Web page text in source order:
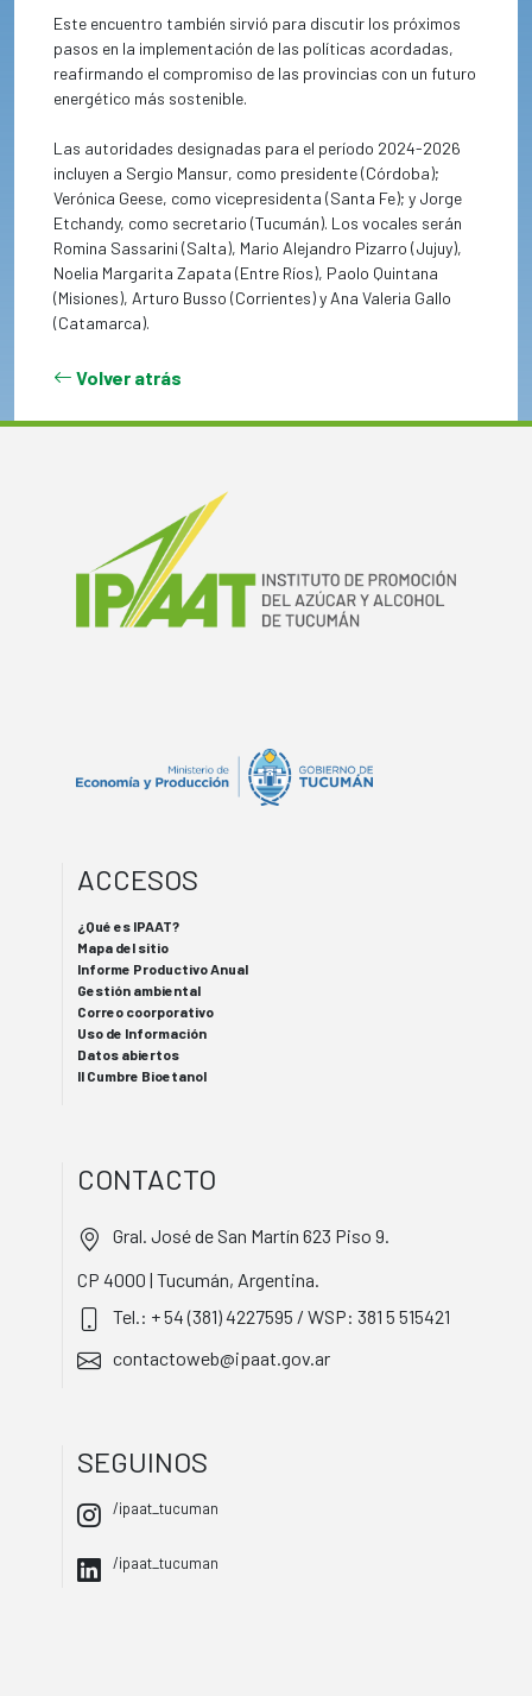
Este encuentro también sirvió para discutir los próximos
pasos en la implementación de las políticas acordadas,
reafirmando el compromiso de las provincias con un futuro
energético más sostenible.
Las autoridades designadas para el período 2024-2026
incluyen a Sergio Mansur, como presidente (Córdoba);
Verónica Geese, como vicepresidenta (Santa Fe); y Jorge
Etchandy, como secretario (Tucumán). Los vocales serán
Romina Sassarini (Salta), Mario Alejandro Pizarro (Jujuy),
Noelia Margarita Zapata (Entre Ríos), Paolo Quintana
(Misiones), Arturo Busso (Corrientes) y Ana Valeria Gallo
(Catamarca).
Volver atrás
ACCESOS
¿Qué es IPAAT?
Mapa del sitio
Informe Productivo Anual
Gestión ambiental
Correo coorporativo
Uso de Información
Datos abiertos
II Cumbre Bioetanol
CONTACTO
Gral. José de San Martín 623 Piso 9.
CP 4000 | Tucumán, Argentina.
Tel.: + 54 (381) 4227595 / WSP: 381 5 515421
contactoweb@ipaat.gov.ar
SEGUINOS
/ipaat_tucuman
/ipaat_tucuman